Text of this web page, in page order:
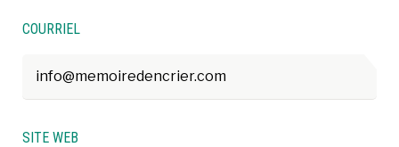
COURRIEL
info@memoiredencrier.com
SITE WEB